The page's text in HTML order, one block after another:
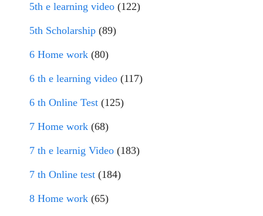
5th e learning video (122)
5th Scholarship (89)
6 Home work (80)
6 th e learning video (117)
6 th Online Test (125)
7 Home work (68)
7 th e learnig Video (183)
7 th Online test (184)
8 Home work (65)